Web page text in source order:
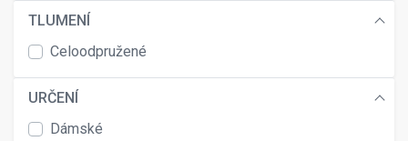
TLUMENÍ
Celoodpružené
URČENÍ
Dámské